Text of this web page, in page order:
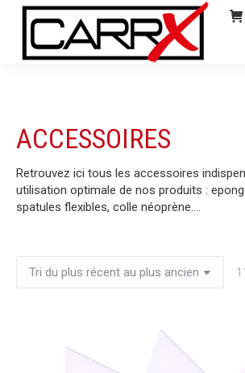
ACCESSOIRES
Retrouvez ici tous les accessoires
utilisation optimale de nos produits :
spatules flexibles, colle néoprène….